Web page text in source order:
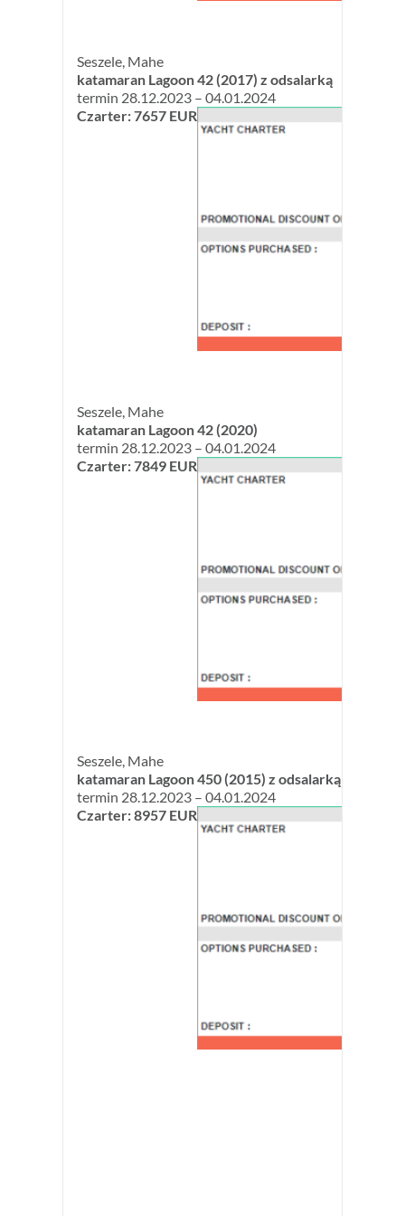
Seszele, Mahe
katamaran Lagoon 42 (2017) z odsalarką
termin 28.12.2023 – 04.01.2024
Czarter: 7657 EUR
Seszele, Mahe
katamaran Lagoon 42 (2020)
termin 28.12.2023 – 04.01.2024
Czarter: 7849 EUR
Seszele, Mahe
katamaran Lagoon 450 (2015) z odsalarką
termin 28.12.2023 – 04.01.2024
Czarter: 8957 EUR